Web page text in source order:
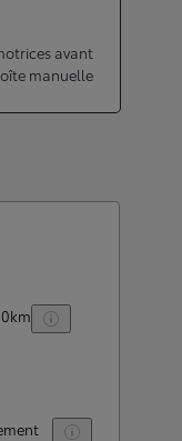
avant
manuelle